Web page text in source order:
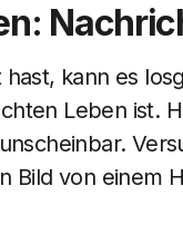
kann es
Leben ist.
Bild von einem